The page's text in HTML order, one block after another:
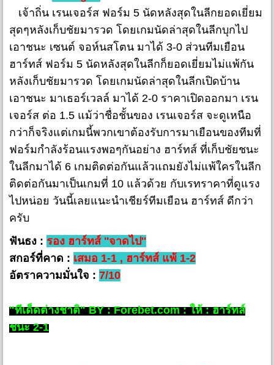
เจ้าถิ่น เรนเจอร์ส ฟอร์ม 5 นัดหลังสุดในลีกยอดเยี่ยม
สุดๆหลังเก็บชัยมารวด โดยเกมนัดล่าสุดในลีกบุกไป
เอาชนะ เซนต์ จอห์นสโตน มาได้ 3-0 ส่วนทีมเยือน
ฮาร์ทส์ ฟอร์ม 5 นัดหลังสุดในลีกก็ยอดเยี่ยมไม่แพ้กัน
หลังเก็บชัยมารวด โดยเกมนัดล่าสุดในลีกเปิดบ้าน
เอาชนะ มาเธอร์เวลล์ มาได้ 2-0 ราคาเปิดออกมา เรน
เจอร์ส ต่อ 1.5 แม้ว่าชื่อชั้นของ เรนเจอร์ส จะดูเหนือ
กว่าก็จริงแต่เกมนี้พวกเขาต้องรับการมาเยือนของทีมที่
ฟอร์มกำลังร้อนแรงพอๆกันอย่าง ฮาร์ทส์ ที่เก็บชัยชนะ
ในลีกมาได้ 6 เกมติดต่อกันแล้วแถมยังไม่แพ้ใครในลีก
ติดต่อกันมาเป็นเกมที่ 10 แล้วด้วย กับเรทราคาที่ดูแรง
ไปหน่อย วันนี้เลยแนะนำเชียร์ทีมเยือน ฮาร์ทส์ ดีกว่า
ครับ
ฟันธง : รอง ฮาร์ทส์ ''จาดไป''
สกอร์ที่คาด : เสมอ 1-1 , ฮาร์ทส์ แพ้ 1-2
อัตราความมั่นใจ : 7/10
"ทีเด็ดต่างชาติ" BY : Forebet.com : ให้ : ฮาร์ทส์
ชนะ 2-1